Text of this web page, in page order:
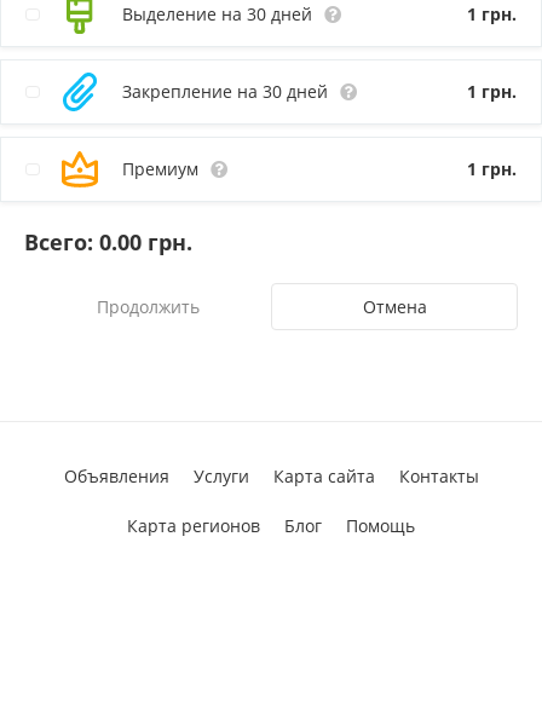
Выделение на 30 дней 1 грн.
Закрепление на 30 дней 1 грн.
Премиум 1 грн.
Всего: 0.00 грн.
Отмена
Объявления Услуги Карта сайта Контакты
Карта регионов Блог Помощь